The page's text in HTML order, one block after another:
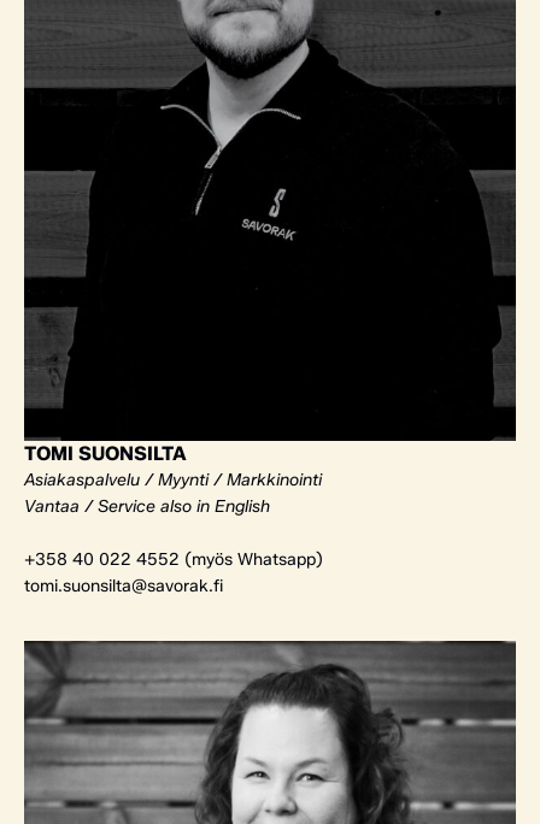
TOMI SUONSILTA
Asiakaspalvelu / Myynti / Markkinointi
Vantaa / Service also in English
+358 40 022 4552 (myös Whatsapp)
tomi.suonsilta@savorak.fi